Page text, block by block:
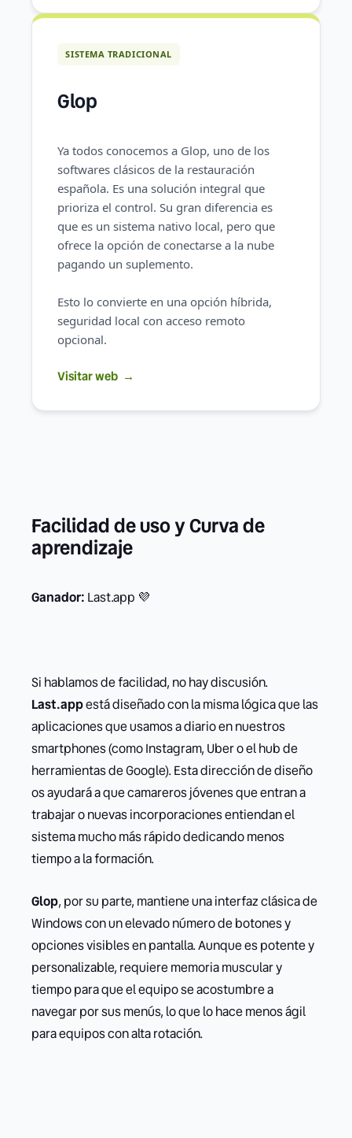
SISTEMA TRADICIONAL
Glop
Ya todos conocemos a Glop, uno de los
softwares clásicos de la restauración
española. Es una solución integral que
prioriza el control. Su gran diferencia es
que es un sistema nativo local, pero que
ofrece la opción de conectarse a la nube
pagando un suplemento.
Esto lo convierte en una opción híbrida,
seguridad local con acceso remoto
opcional.
Visitar web →
Facilidad de uso y Curva de
aprendizaje
Ganador: Last.app 💜
Si hablamos de facilidad, no hay discusión.
Last.appestá diseñado con la misma lógica que las
aplicaciones que usamos a diario en nuestros
smartphones (como Instagram, Uber o el hub de
herramientas de Google). Esta dirección de diseño
os ayudará a que camareros jóvenes que entran a
trabajar o nuevas incorporaciones entiendan el
sistema mucho más rápido dedicando menos
tiempo a la formación.
Glop, por su parte, mantiene una interfaz clásica de
Windows con un elevado número de botones y
opciones visibles en pantalla. Aunque es potente y
personalizable, requiere memoria muscular y
tiempo para que el equipo se acostumbre a
navegar por sus menús, lo que lo hace menos ágil
para equipos con alta rotación.